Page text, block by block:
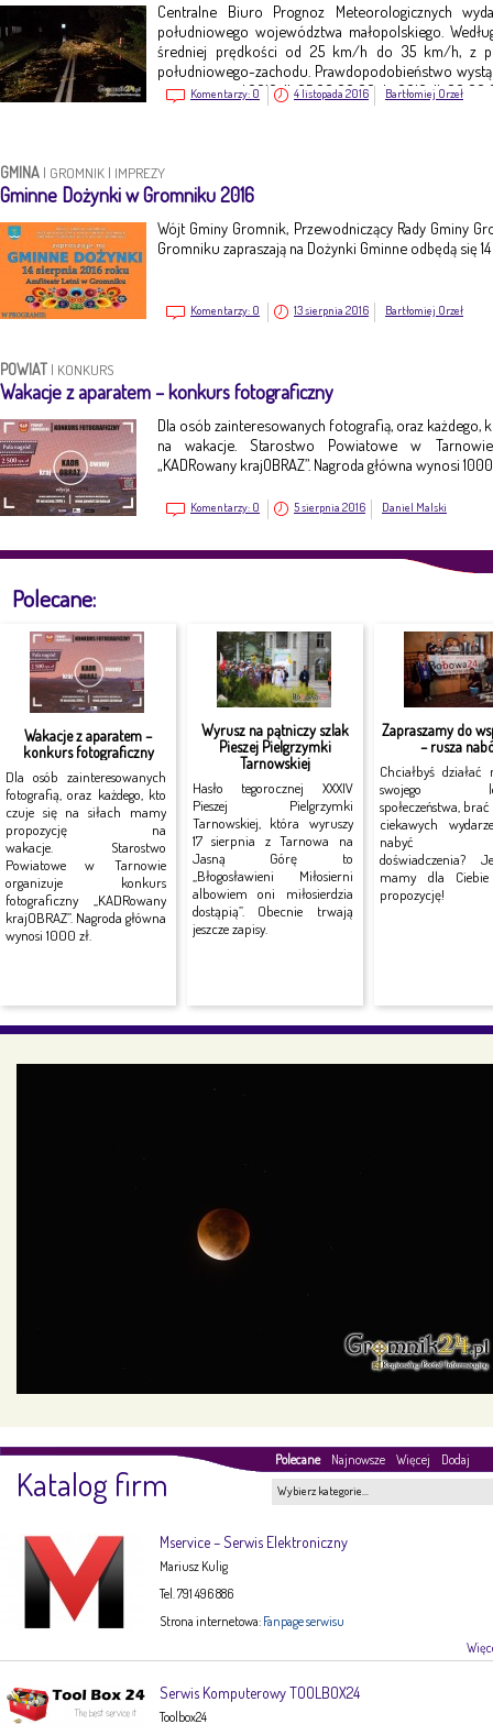
Centralne Biuro Prognoz Meteorologicznych
południowego województwa małopolskiego.
średniej prędkości od 25 km/h do 35 km/h, z
południowego-zachodu. Prawdopodobieństwo
jest ważne o d 2016-11-05 08:00:00 do 2016-11-06
Komentarzy: 0 4 listopada 2016 Bartłomiej Orzeł
GMINA | GROMNIK | IMPREZY
Gminne Dożynki w Gromniku 2016
Wójt Gminy Gromnik, Przewodniczący Rady Gminy
Gromniku zapraszają na Dożynki Gminne odbędą się
Komentarzy: 0 13 sierpnia 2016 Bartłomiej Orzeł
POWIAT | KONKURS
Wakacje z aparatem – konkurs fotograficzny
Dla osób zainteresowanych fotografią, oraz każdego,
na wakacje. Starostwo Powiatowe w
„KADRowany krajOBRAZ”. Nagroda główna wynosi 1000
Komentarzy: 0 5 sierpnia 2016 Daniel Malski
Polecane:
Wakacje z aparatem –
konkurs fotograficzny
Dla osób zainteresowanych
fotografią, oraz każdego, kto
czuje się na siłach mamy
propozycję na
wakacje. Starostwo
Powiatowe w Tarnowie
organizuje konkurs
fotograficzny „KADRowany
krajOBRAZ”. Nagroda główna
wynosi 1000 zł.
Wyrusz na pątniczy szlak
Pieszej Pielgrzymki
Tarnowskiej
Hasło tegorocznej XXXIV
Pieszej Pielgrzymki
Tarnowskiej, która wyruszy
17 sierpnia z Tarnowa na
Jasną Górę to
„Błogosławieni Miłosierni
albowiem oni miłosierdzia
dostąpią”. Obecnie trwają
jeszcze zapisy.
Zapraszamy do
– rusza
Chciałbyś działać
swojego
społeczeństwa,
ciekawych
nabyć
doświadczenia?
mamy dla Ciebie
propozycję!
Polecane Najnowsze Więcej Dodaj
Katalog firm Wybierz kategorie…
Mservice – Serwis Elektroniczny
Mariusz Kulig
Tel. 791 496 886
Strona internetowa: Fanpage serwisu
Serwis Komputerowy TOOLBOX24
Toolbox24